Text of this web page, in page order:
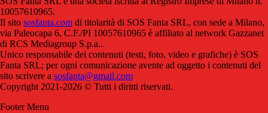
10057610965.
Il sito sosfanta.com di titolarità di SOS Fanta SRL, con sede a Milano,
via Paleocapa 6, C.F./PI 10057610965 è affiliato al network Gazzanet
di RCS Mediagroup S.p.a..
Unico responsabile dei contenuti (testi, foto, video e grafiche) è SOS
Fanta SRL; per ogni comunicazione avente ad oggetto i contenuti del
sito scrivere a sosfanta@gmail.com
Copyright 2021-2026 © Tutti i diritti riservati.
Footer Menu